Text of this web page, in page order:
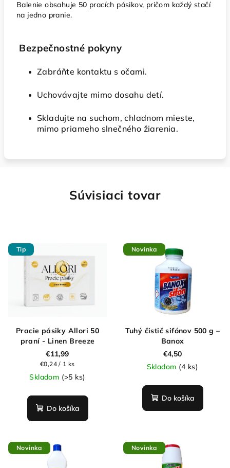
Balenie obsahuje 50 pracích pásikov, pričom každý stačí
na jedno pranie.
Bezpečnostné pokyny
Zabráňte kontaktu s očami.
Uchovávajte mimo dosahu detí.
Skladujte na suchom, chladnom mieste,
mimo priameho slnečného žiarenia.
Súvisiaci tovar
Tip
Pracie pásiky Allori 50
praní - Linen Breeze
€11,99
Jednotková
cena:
€0,24 / 1 ks
Skladom (>5 ks)
Do košíka
Novinka
Tuhý čistič sifónov 500 g –
Banox
€4,50
Skladom (4 ks)
Do košíka
Novinka Novinka